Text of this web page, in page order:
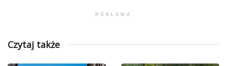
REKLAMA
Czytaj także